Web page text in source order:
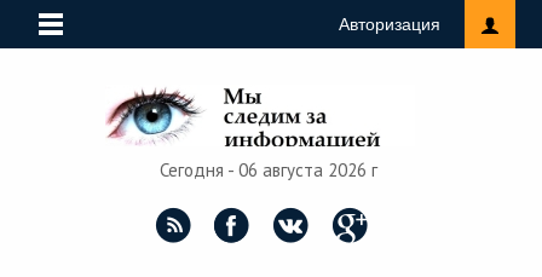
Авторизация
Сегодня - 06 августа 2026 г